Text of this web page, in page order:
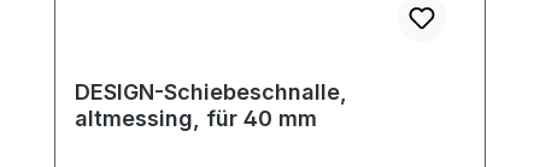
DESIGN-Schiebeschnalle,
altmessing, für 40 mm